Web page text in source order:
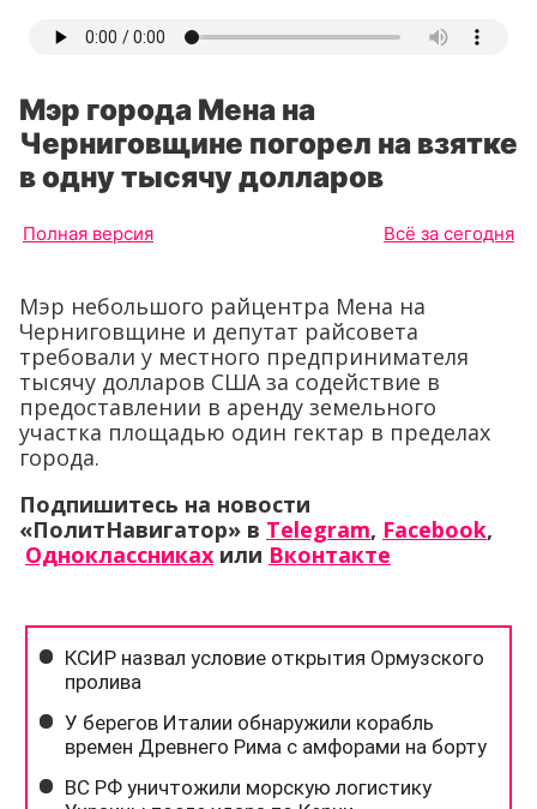
Мэр города Мена на
Черниговщине погорел на взятке
в одну тысячу долларов
Полная версия Всё за сегодня
Мэр небольшого райцентра Мена на
Черниговщине и депутат райсовета
требовали у местного предпринимателя
тысячу долларов США за содействие в
предоставлении в аренду земельного
участка площадью один гектар в пределах
города.
Подпишитесь на новости
«ПолитНавигатор» в Telegram, Facebook,
Одноклассниках или Вконтакте